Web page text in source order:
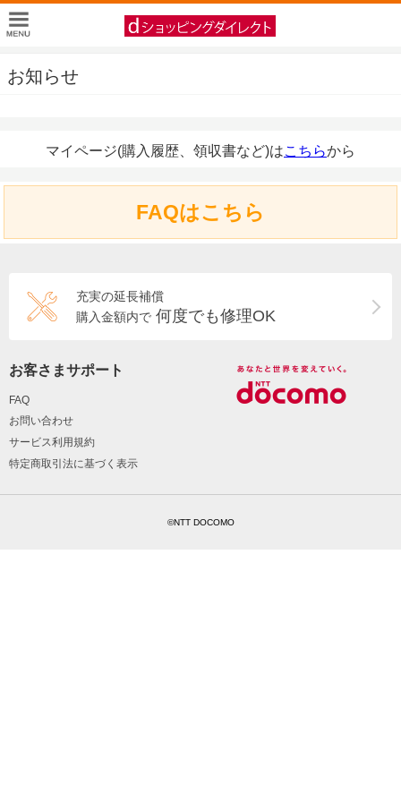
お知らせ
マイページ(購入履歴、領収書など)はこちらから
FAQはこちら
充実の延長補償
購入金額内で 何度でも修理OK
お客さまサポート
FAQ
お問い合わせ
サービス利用規約
特定商取引法に基づく表示
©NTT DOCOMO